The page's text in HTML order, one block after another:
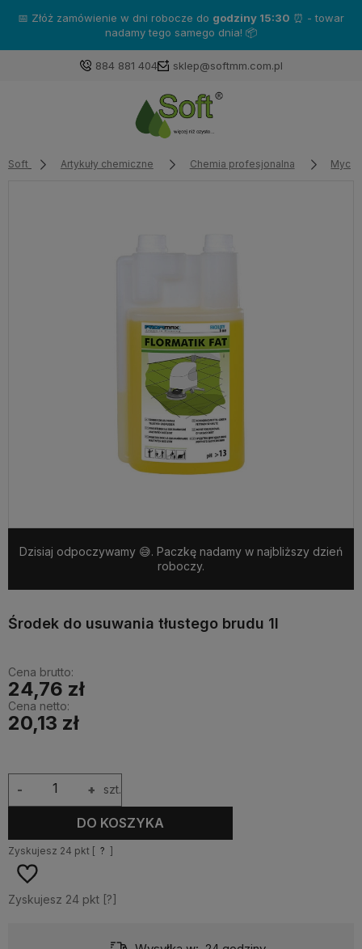
📅 Złóż zamówienie w dni robocze do godziny 15:30 ⏰ - towar
nadamy tego samego dnia! 📦
884 881 404 sklep@softmm.com.pl
Soft Artykuły chemiczne Chemia profesjonalna
Dzisiaj odpoczywamy 😅. Paczkę nadamy w najbliższy dzień
roboczy.
Środek do usuwania tłustego brudu 1l
Cena brutto:
24,76 zł
Cena netto:
20,13 zł
+
- szt.
DO KOSZYKA
Zyskujesz 24 pkt [ ? ]
Zyskujesz 24 pkt [?]